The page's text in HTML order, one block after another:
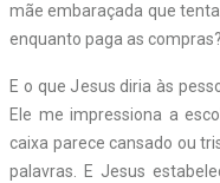
mãe embaraçada que
enquanto paga as
E o que Jesus diria às
Ele me impressiona a
caixa parece cansado ou
palavras. E Jesus